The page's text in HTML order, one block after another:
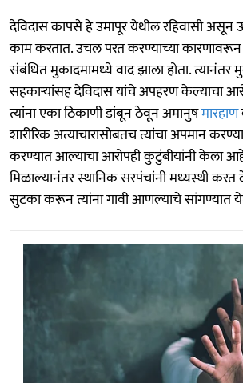
देविदास कापसे हे उमापूर येथील रहिवासी
काम करतात. उचल परत करण्याच्या
संबंधित मुकादमामध्ये वाद झाला होता.
सहकाऱ्यांसह देविदास यांचे अपहरण केल्याचा
त्यांना एका ठिकाणी डांबून ठेवून अमानुषमारहाण
शारीरिक अत्याचारासोबतच त्यांचा अपमान
करण्यात आल्याचा आरोपही कुटुंबीयांनी केला
मिळाल्यानंतर स्थानिक सरपंचांनी मध्यस्थी करत
सुटका करून त्यांना गावी आणल्याचे सांगण्यात